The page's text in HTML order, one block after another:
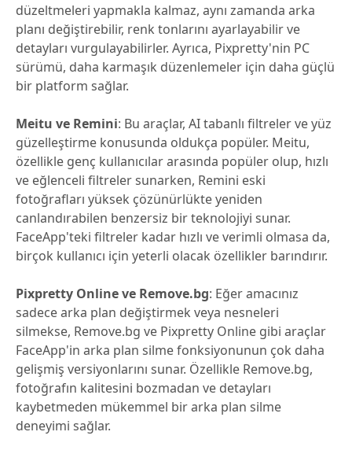
düzeltmeleri yapmakla kalmaz, aynı zamanda arka
planı değiştirebilir, renk tonlarını ayarlayabilir ve
detayları vurgulayabilirler. Ayrıca, Pixpretty'nin PC
sürümü, daha karmaşık düzenlemeler için daha güçlü
bir platform sağlar.
Meitu ve Remini: Bu araçlar, AI tabanlı filtreler ve yüz
güzelleştirme konusunda oldukça popüler. Meitu,
özellikle genç kullanıcılar arasında popüler olup, hızlı
ve eğlenceli filtreler sunarken, Remini eski
fotoğrafları yüksek çözünürlükte yeniden
canlandırabilen benzersiz bir teknolojiyi sunar.
FaceApp'teki filtreler kadar hızlı ve verimli olmasa da,
birçok kullanıcı için yeterli olacak özellikler barındırır.
Pixpretty Online ve Remove.bg: Eğer amacınız
sadece arka plan değiştirmek veya nesneleri
silmekse, Remove.bg ve Pixpretty Online gibi araçlar
FaceApp'in arka plan silme fonksiyonunun çok daha
gelişmiş versiyonlarını sunar. Özellikle Remove.bg,
fotoğrafın kalitesini bozmadan ve detayları
kaybetmeden mükemmel bir arka plan silme
deneyimi sağlar.